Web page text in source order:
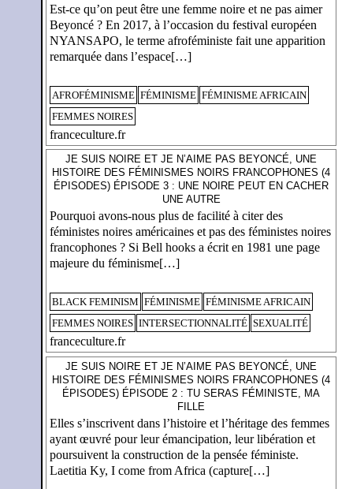
Est-ce qu’on peut être une femme noire et ne pas aimer
Beyoncé ? En 2017, à l’occasion du festival européen
NYANSAPO, le terme afroféministe fait une apparition
remarquée dans l’espace[…]
AFROFÉMINISME FÉMINISME FÉMINISME AFRICAIN
FEMMES NOIRES
franceculture.fr
JE SUIS NOIRE ET JE N’AIME PAS BEYONCÉ, UNE
HISTOIRE DES FÉMINISMES NOIRS FRANCOPHONES (4
ÉPISODES) ÉPISODE 3 : UNE NOIRE PEUT EN CACHER
UNE AUTRE
Pourquoi avons-nous plus de facilité à citer des
féministes noires américaines et pas des féministes noires
francophones ? Si Bell hooks a écrit en 1981 une page
majeure du féminisme[…]
BLACK FEMINISM FÉMINISME FÉMINISME AFRICAIN
FEMMES NOIRES INTERSECTIONNALITÉ SEXUALITÉ
franceculture.fr
JE SUIS NOIRE ET JE N’AIME PAS BEYONCÉ, UNE
HISTOIRE DES FÉMINISMES NOIRS FRANCOPHONES (4
ÉPISODES) ÉPISODE 2 : TU SERAS FÉMINISTE, MA
FILLE
Elles s’inscrivent dans l’histoire et l’héritage des femmes
ayant œuvré pour leur émancipation, leur libération et
poursuivent la construction de la pensée féministe.
Laetitia Ky, I come from Africa (capture[…]